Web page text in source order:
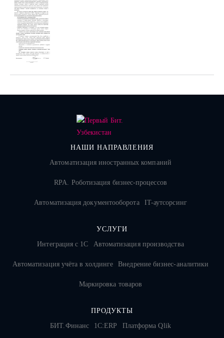
НАШИ НАПРАВЛЕНИЯ
Автоматизация иностранных компаний
RPA. Роботизация бизнес-процессов
Автоматизация документооборота IT-аутсорсинг
УСЛУГИ
Интеграция с 1С
Автоматизация производства
Автоматизация учёта в холдинге Внедрение бизнес-аналитики
Маркировка товаров
ПРОДУКТЫ
БИТ.Финанс
1С:ERP Платформа Qlik